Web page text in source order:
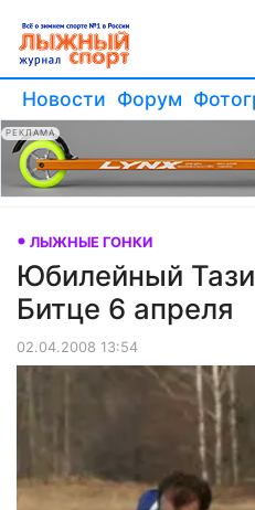
Новости Форум
РЕКЛАМА
ЛЫЖНЫЕ ГОНКИ
Юбилейный
Битце 6 апреля
02.04.2008 13:54